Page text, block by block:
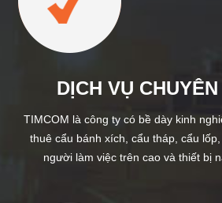
DỊCH VỤ
TIMCOM là công ty có bề dày kinh
thuê cẩu bánh xích, cẩu tháp, cẩu
người làm việc trên cao và thiết bị